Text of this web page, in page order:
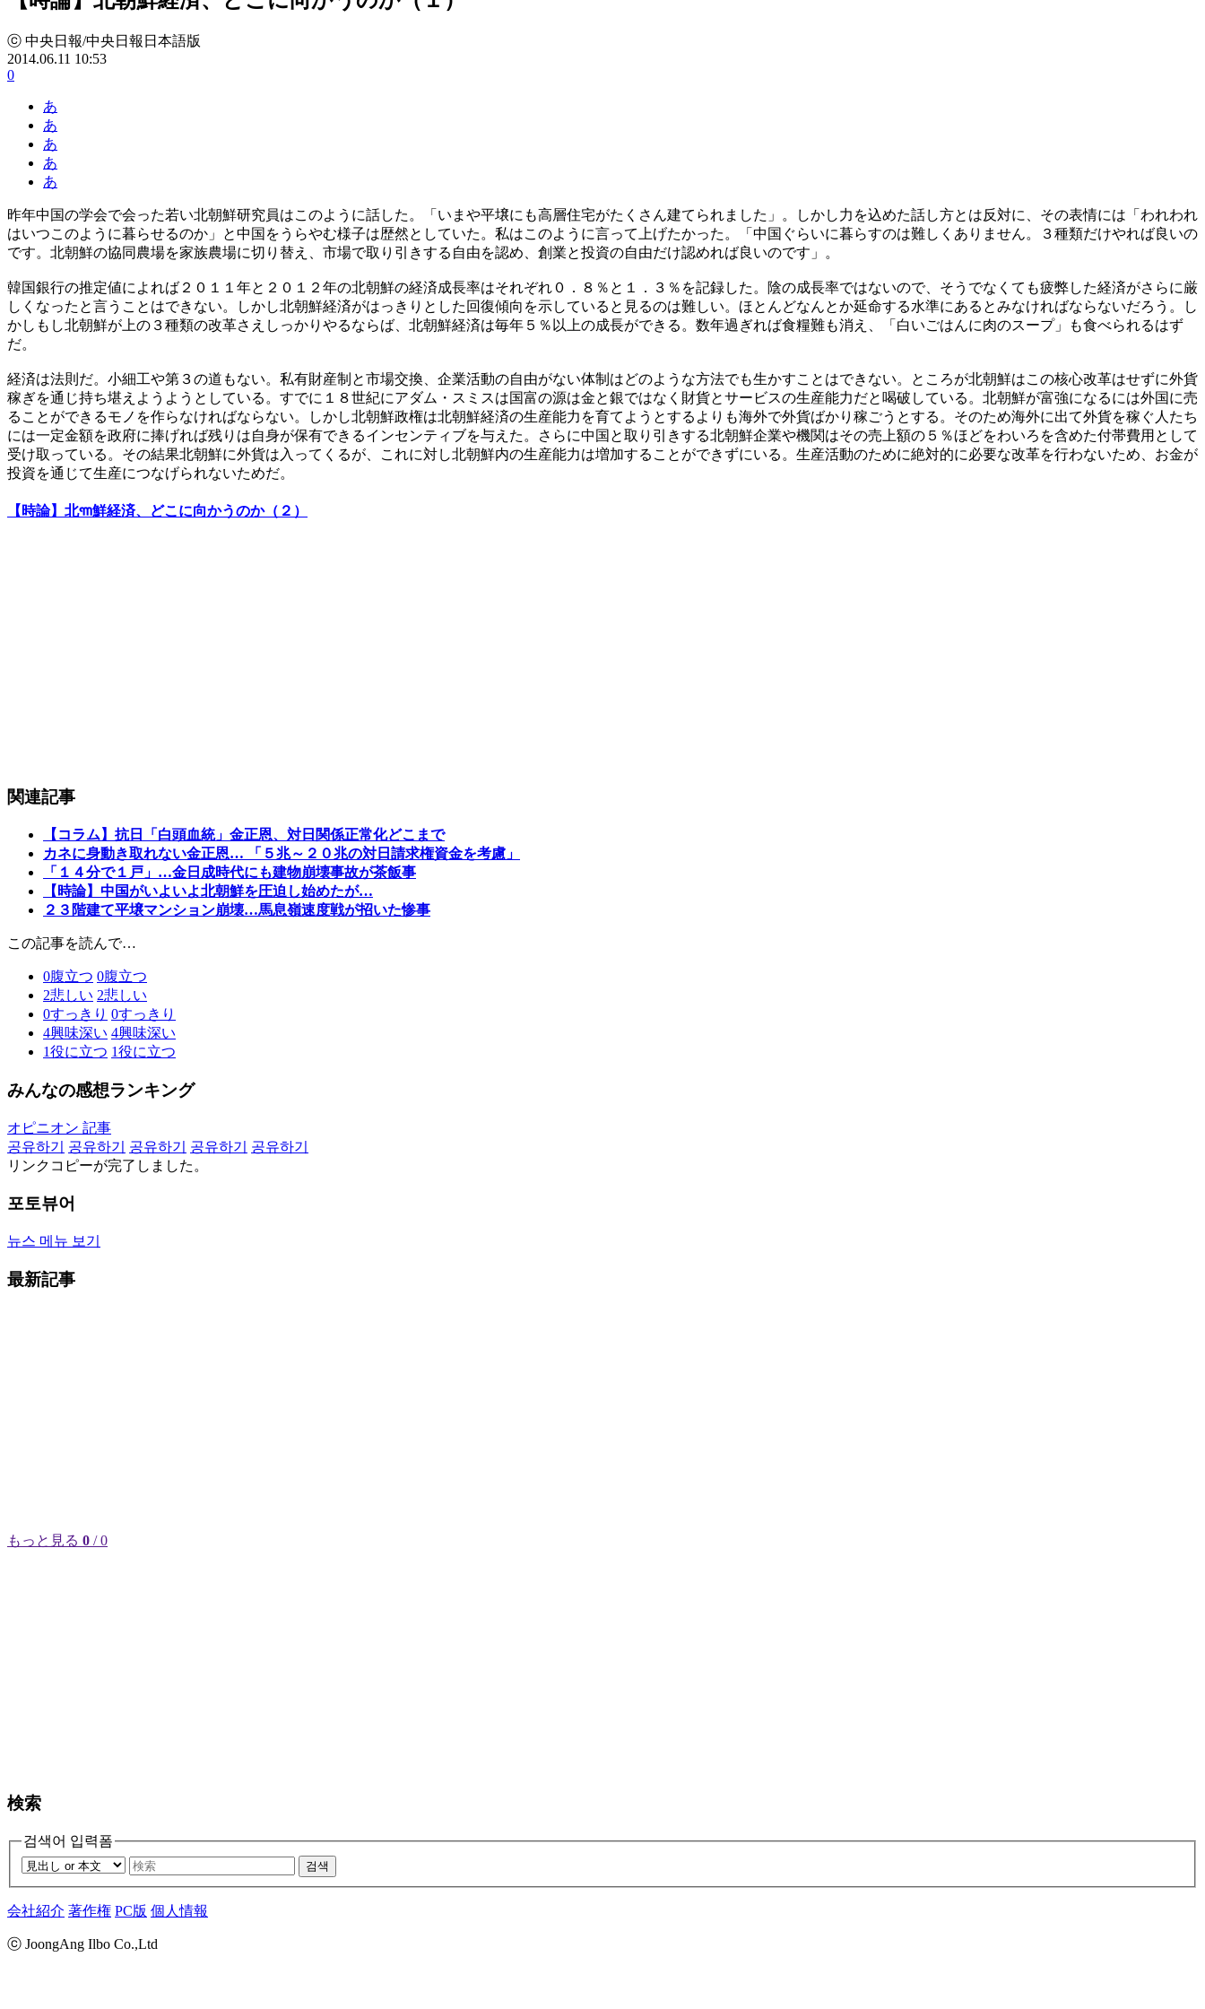
ⓒ 中央日報/中央日報日本語版
2014.06.11 10:53
0
あ
あ
あ
あ
あ
昨年中国の学会で会った若い北朝鮮研究員はこのように話した。「いまや平壌にも高層住宅がたくさん建てられました」。しかし力を込めた話し方とは反対に、その表情には「われわれ
はいつこのように暮らせるのか」と中国をうらやむ様子は歴然としていた。私はこのように言って上げたかった。「中国ぐらいに暮らすのは難しくありません。３種類だけやれば良いの
です。北朝鮮の協同農場を家族農場に切り替え、市場で取り引きする自由を認め、創業と投資の自由だけ認めれば良いのです」。
韓国銀行の推定値によれば２０１１年と２０１２年の北朝鮮の経済成長率はそれぞれ０．８％と１．３％を記録した。陰の成長率ではないので、そうでなくても疲弊した経済がさらに厳
しくなったと言うことはできない。しかし北朝鮮経済がはっきりとした回復傾向を示していると見るのは難しい。ほとんどなんとか延命する水準にあるとみなければならないだろう。し
かしもし北朝鮮が上の３種類の改革さえしっかりやるならば、北朝鮮経済は毎年５％以上の成長ができる。数年過ぎれば食糧難も消え、「白いごはんに肉のスープ」も食べられるはず
だ。
経済は法則だ。小細工や第３の道もない。私有財産制と市場交換、企業活動の自由がない体制はどのような方法でも生かすことはできない。ところが北朝鮮はこの核心改革はせずに外貨
稼ぎを通じ持ち堪えようようとしている。すでに１８世紀にアダム・スミスは国富の源は金と銀ではなく財貨とサービスの生産能力だと喝破している。北朝鮮が富強になるには外国に売
ることができるモノを作らなければならない。しかし北朝鮮政権は北朝鮮経済の生産能力を育てようとするよりも海外で外貨ばかり稼ごうとする。そのため海外に出て外貨を稼ぐ人たち
には一定金額を政府に捧げれば残りは自身が保有できるインセンティブを与えた。さらに中国と取り引きする北朝鮮企業や機関はその売上額の５％ほどをわいろを含めた付帯費用として
受け取っている。その結果北朝鮮に外貨は入ってくるが、これに対し北朝鮮内の生産能力は増加することができずにいる。生産活動のために絶対的に必要な改革を行わないため、お金が
投資を通じて生産につなげられないためだ。
【時論】北ꦒ鮮経済、どこに向かうのか（２）
関連記事
【コラム】抗日「白頭血統」金正恩、対日関係正常化どこまで
カネに身動き取れない金正恩… 「５兆～２０兆の対日請求権資金を考慮」
「１４分で１戸」…金日成時代にも建物崩壊事故が茶飯事
【時論】中国がいよいよ北朝鮮を圧迫し始めたが…
２３階建て平壌マンション崩壊…馬息嶺速度戦が招いた惨事
この記事を読んで…
0腹立つ 0腹立つ
2悲しい 2悲しい
0すっきり 0すっきり
4興味深い 4興味深い
1役に立つ 1役に立つ
みんなの感想ランキング
オピニオン 記事
공유하기
공유하기 공유하기 공유하기
공유하기
リンクコピーが完了しました。
포토뷰어
뉴스 메뉴 보기
最新記事
もっと見る 0 / 0
検索
검색어 입력폼
검색
会社紹介 著作権 PC版 個人情報
ⓒ JoongAng Ilbo Co.,Ltd